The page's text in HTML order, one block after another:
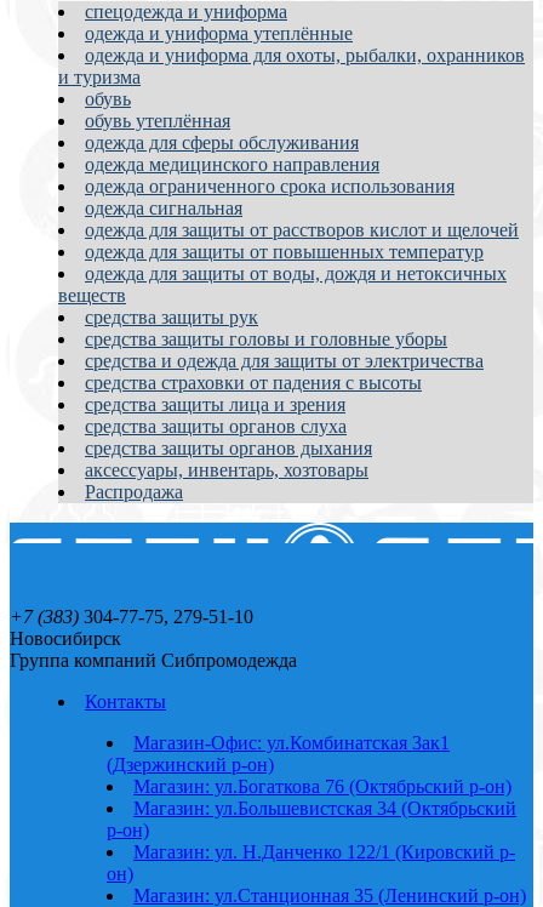
спецодежда и униформа
одежда и униформа утеплённые
одежда и униформа для охоты, рыбалки, охранников
и туризма
обувь
обувь утеплённая
одежда для сферы обслуживания
одежда медицинского направления
одежда ограниченного срока использования
одежда сигнальная
одежда для защиты от расстворов кислот и щелочей
одежда для защиты от повышенных температур
одежда для защиты от воды, дождя и нетоксичных
веществ
средства защиты рук
средства защиты головы и головные уборы
средства и одежда для защиты от электричества
средства страховки от падения с высоты
средства защиты лица и зрения
средства защиты органов слуха
средства защиты органов дыхания
аксессуары, инвентарь, хозтовары
Распродажа
+7 (383) 304-77-75, 279-51-10
Новосибирск
Группа компаний Сибпромодежда
Контакты
Магазин-Офис: ул.Комбинатская 3ак1
(Дзержинский р-он)
Магазин: ул.Богаткова 76 (Октябрьский р-он)
Магазин: ул.Большевистская 34 (Октябрьский
р-он)
Магазин: ул. Н.Данченко 122/1 (Кировский р-
он)
Магазин: ул.Станционная 35 (Ленинский р-он)